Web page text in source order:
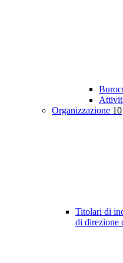
Organizzazione 10
Titolari di
di direzione